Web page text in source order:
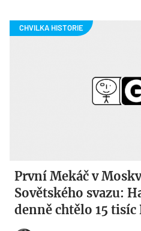
První Mekáč v
Sovětského svazu:
denně chtělo 15 tisíc